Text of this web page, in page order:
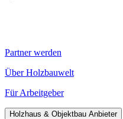
Partner werden
Über Holzbauwelt
Für Arbeitgeber
Holzhaus & Objektbau Anbieter